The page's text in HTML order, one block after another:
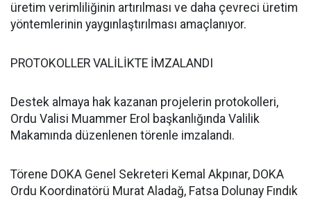
üretim verimliliğinin artırılması ve daha çevreci üretim
yöntemlerinin yaygınlaştırılması amaçlanıyor.
PROTOKOLLER VALİLİKTE İMZALANDI
Destek almaya hak kazanan projelerin protokolleri,
Ordu Valisi Muammer Erol başkanlığında Valilik
Makamında düzenlenen törenle imzalandı.
Törene DOKA Genel Sekreteri Kemal Akpınar, DOKA
Ordu Koordinatörü Murat Aladağ, Fatsa Dolunay Fındık